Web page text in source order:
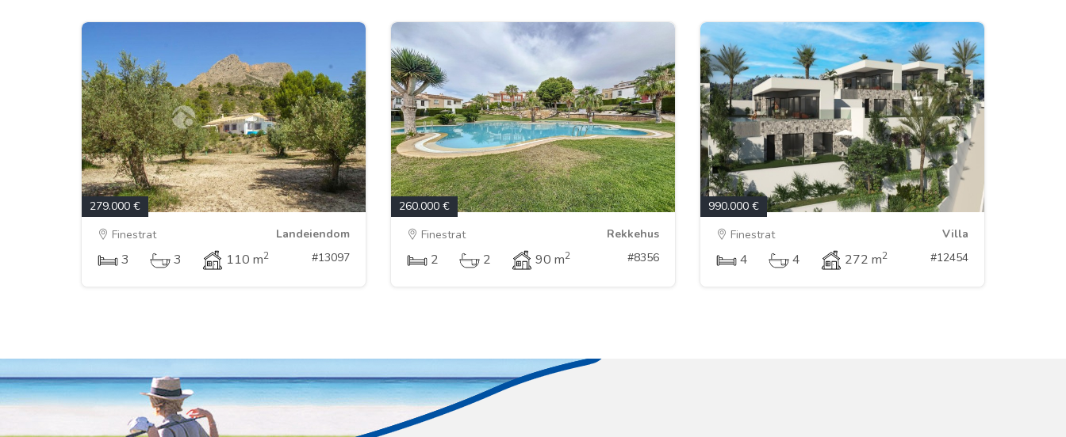
279.000 €
Finestrat
Landeiendom
3 3 110 m2 #13097
260.000 €
Finestrat
Rekkehus
2 2 90 m2 #8356
990.000 €
Finestrat
Villa
4 4 272 m2 #12454